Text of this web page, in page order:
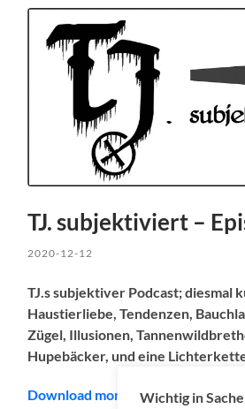
TJ. subjektiviert –
2020-12-12
TJ.s subjektiver Podcast; diesmal
Haustierliebe, Tendenzen,
Zügel, Illusionen,
Hupebäcker, und eine
Download mono Wichtig in